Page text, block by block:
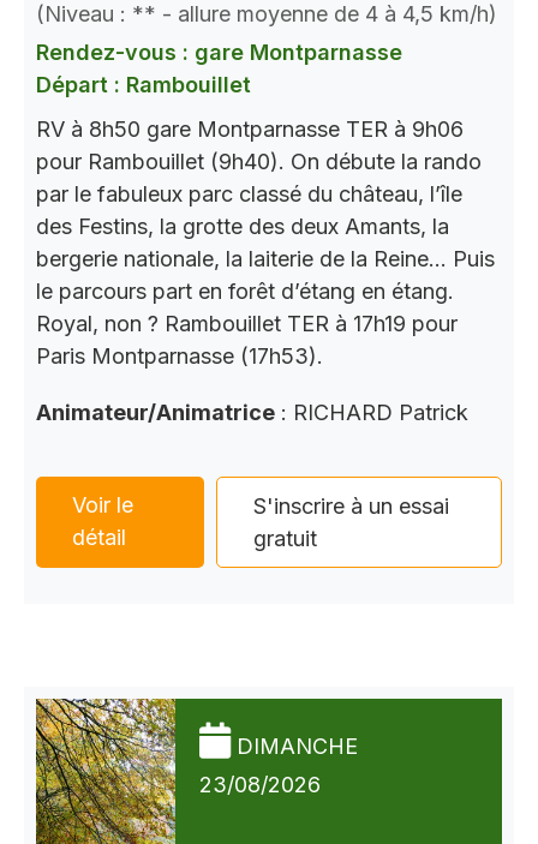
(Niveau : ** - allure moyenne de 4 à 4,5 km/h)
Rendez-vous : gare Montparnasse
Départ : Rambouillet
RV à 8h50 gare Montparnasse TER à 9h06
pour Rambouillet (9h40). On débute la rando
par le fabuleux parc classé du château, l’île
des Festins, la grotte des deux Amants, la
bergerie nationale, la laiterie de la Reine… Puis
le parcours part en forêt d’étang en étang.
Royal, non ? Rambouillet TER à 17h19 pour
Paris Montparnasse (17h53).
Animateur/Animatrice : RICHARD Patrick
Voir le
détail
S'inscrire à un essai
gratuit
DIMANCHE
23/08/2026